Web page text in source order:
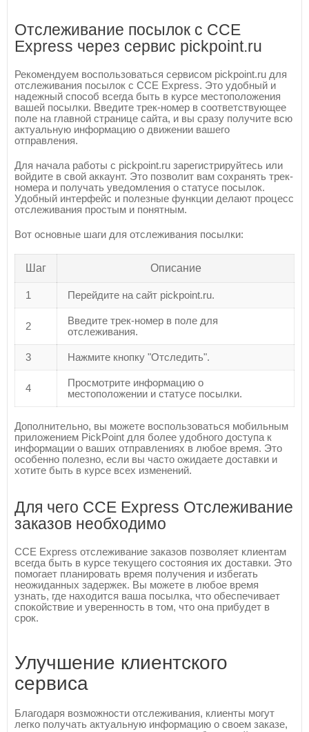
Отслеживание посылок с CCE
Express через сервис pickpoint.ru
Рекомендуем воспользоваться сервисом pickpoint.ru для
отслеживания посылок с CCE Express. Это удобный и
надежный способ всегда быть в курсе местоположения
вашей посылки. Введите трек-номер в соответствующее
поле на главной странице сайта, и вы сразу получите всю
актуальную информацию о движении вашего
отправления.
Для начала работы с pickpoint.ru зарегистрируйтесь или
войдите в свой аккаунт. Это позволит вам сохранять трек-
номера и получать уведомления о статусе посылок.
Удобный интерфейс и полезные функции делают процесс
отслеживания простым и понятным.
Вот основные шаги для отслеживания посылки:
Шаг Описание
1 Перейдите на сайт pickpoint.ru.
2
Введите трек-номер в поле для
отслеживания.
3 Нажмите кнопку "Отследить".
4
Просмотрите информацию о
местоположении и статусе посылки.
Дополнительно, вы можете воспользоваться мобильным
приложением PickPoint для более удобного доступа к
информации о ваших отправлениях в любое время. Это
особенно полезно, если вы часто ожидаете доставки и
хотите быть в курсе всех изменений.
Для чего CCE Express Отслеживание
заказов необходимо
CCE Express отслеживание заказов позволяет клиентам
всегда быть в курсе текущего состояния их доставки. Это
помогает планировать время получения и избегать
неожиданных задержек. Вы можете в любое время
узнать, где находится ваша посылка, что обеспечивает
спокойствие и уверенность в том, что она прибудет в
срок.
Улучшение клиентского
сервиса
Благодаря возможности отслеживания, клиенты могут
легко получать актуальную информацию о своем заказе,